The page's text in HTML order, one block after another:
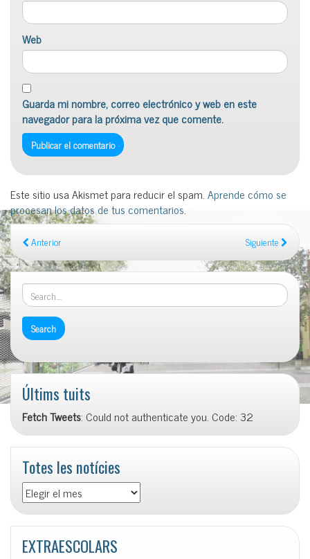
Web
Guarda mi nombre, correo electrónico y web en este
navegador para la próxima vez que comente.
Este sitio usa Akismet para reducir el spam.Aprende cómo se
procesan los datos de tus comentarios.
Anterior Siguiente
Últims tuits
Fetch Tweets: Could not authenticate you. Code: 32
Totes les notícies
Totes
les
notícies
EXTRAESCOLARS